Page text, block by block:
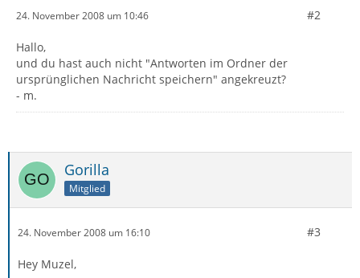
24. November 2008 um 10:46 #2
Hallo,
und du hast auch nicht "Antworten im Ordner der
ursprünglichen Nachricht speichern" angekreuzt?
- m.
Gorilla
Mitglied
24. November 2008 um 16:10 #3
Hey Muzel,